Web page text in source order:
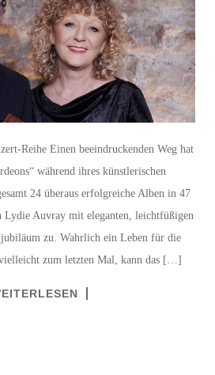
Reihe Einen beeindruckenden Weg hat
während ihres künstlerischen
24 überaus erfolgreiche Alben in 47
Lydie Auvray mit eleganten, leichtfüßigen
zu. Wahrlich ein Leben für die
zum letzten Mal, kann das […]